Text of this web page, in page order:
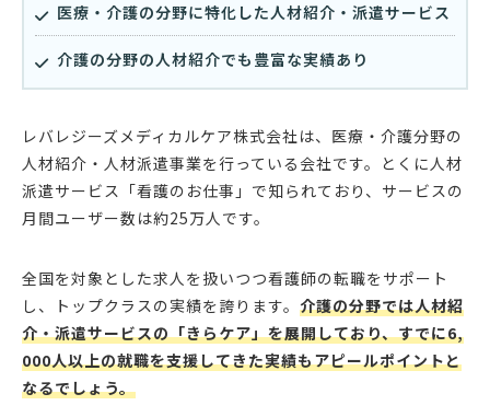
医療・介護の分野に特化した人材紹介・派遣サービス
介護の分野の人材紹介でも豊富な実績あり
レバレジーズメディカルケア株式会社は、医療・介護分野の
人材紹介・人材派遣事業を行っている会社です。とくに人材
派遣サービス「看護のお仕事」で知られており、サービスの
月間ユーザー数は約25万人です。
全国を対象とした求人を扱いつつ看護師の転職をサポート
し、トップクラスの実績を誇ります。 介護の分野では人材紹
介・派遣サービスの「きらケア」を展開しており、すでに6,
000人以上の就職を支援してきた実績もアピールポイントと
なるでしょう。